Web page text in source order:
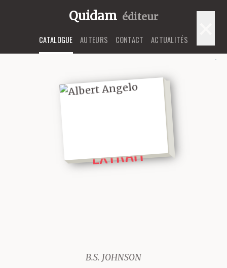
Quidam éditeur
CATALOGUE AUTEURS CONTACT ACTUALITÉS
EXTRAIT
B.S. JOHNSON